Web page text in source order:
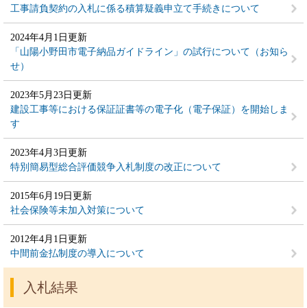
工事請負契約の入札に係る積算疑義申立て手続きについて
2024年4月1日更新
「山陽小野田市電子納品ガイドライン」の試行について（お知ら
せ）
2023年5月23日更新
建設工事等における保証証書等の電子化（電子保証）を開始しま
す
2023年4月3日更新
特別簡易型総合評価競争入札制度の改正について
2015年6月19日更新
社会保険等未加入対策について
2012年4月1日更新
中間前金払制度の導入について
入札結果